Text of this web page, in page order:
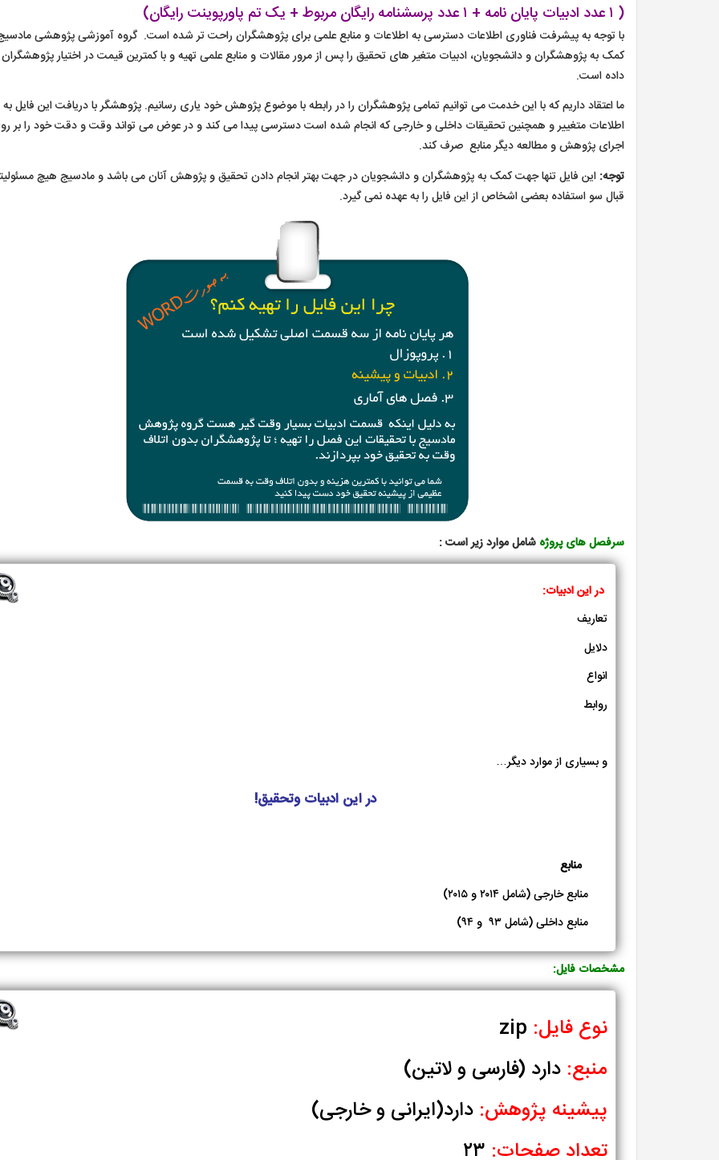
( ۱ عدد ادبیات پایان نامه + ۱ عدد پرسشنامه رایگان مربوط + یک تم پاورپوینت رایگان)
با توجه به پیشرفت فناوری اطلاعات دسترسی به اطلاعات و منابع علمی برای پژوهشگران راحت تر شده است. گروه آموزشی پژوهشی
کمک به پژوهشگران و دانشجویان، ادبیات متغیر های تحقیق را پس از مرور مقالات و منابع علمی تهیه و با کمترین قیمت در اختیار پژوهشگران
داده است.
ما اعتقاد داریم که با این خدمت می توانیم تمامی پژوهشگران را در رابطه با موضوع پژوهش خود یاری رسانیم. پژوهشگر با دریافت این فایل
اطلاعات متغییر و همچنین تحقیقات داخلی و خارجی که انجام شده است دسترسی پیدا می کند و در عوض می تواند وقت و دقت خود را بر
اجرای پژوهش و مطالعه دیگر منابع صرف کند.
توجه: این فایل تنها جهت کمک به پژوهشگران و دانشجویان در جهت بهتر انجام دادن تحقیق و پژوهش آنان می باشد و مادسیج هیچ
قبال سو استفاده بعضی اشخاص از این فایل را به عهده نمی گیرد.
سرفصل های پروژه شامل موارد زیر است :
در این ادبیات:
تعاریف
دلایل
انواع
روابط
و بسیاری از موارد دیگر…
در این ادبیات وتحقیق!
منابع
منابع خارجی (شامل ۲۰۱۴ و ۲۰۱۵)
منابع داخلی (شامل ۹۳ و ۹۴)
مشخصات فایل:
نوع فایل:
منبع: دارد (فارسی و لاتین)
پیشینه پژوهش: دارد(ایرانی و خارجی)
تعداد صفحات: